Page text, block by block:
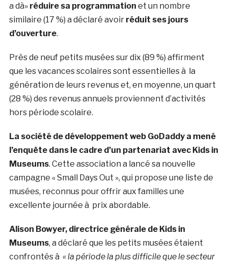
a dà» réduire sa programmation et un nombre
similaire (17 %) a déclaré avoir réduit ses jours
d’ouverture.
Près de neuf petits musées sur dix (89 %) affirment
que les vacances scolaires sont essentielles à la
génération de leurs revenus et, en moyenne, un quart
(28 %) des revenus annuels proviennent d’activités
hors période scolaire.
La société de développement web GoDaddy a mené
l’enquête dans le cadre d’un partenariat avec Kids in
Museums. Cette association a lancé sa nouvelle
campagne « Small Days Out », qui propose une liste de
musées, reconnus pour offrir aux familles une
excellente journée à prix abordable.
Alison Bowyer, directrice générale de Kids in
Museums, a déclaré que les petits musées étaient
confrontés à « la période la plus difficile que le secteur